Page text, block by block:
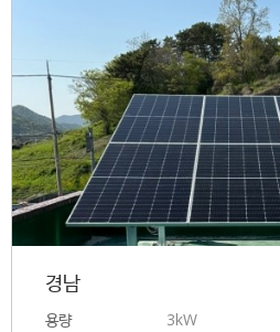
경남
용량
3kW